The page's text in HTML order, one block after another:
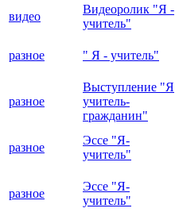
видео
Видеоролик "Я -
учитель"
разное " Я - учитель"
разное
Выступление "Я
учитель-
гражданин"
разное
Эссе "Я-
учитель"
разное
Эссе "Я-
учитель"